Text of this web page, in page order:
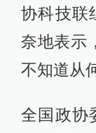
协科技联
奈地表示
不知道从
全国政协